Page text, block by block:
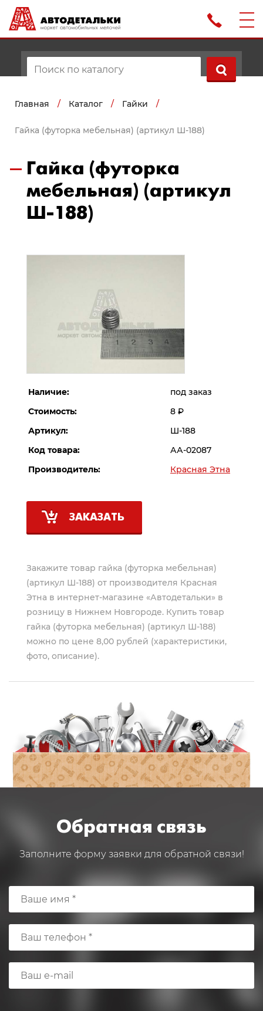
Главная / Каталог / Гайки /
Гайка (футорка мебельная) (артикул Ш-188)
Гайка (футорка
мебельная) (артикул
Ш-188)
Наличие:
под заказ
Стоимость:
8 Р
Артикул:
Ш-188
Код товара:
АА-02087
Производитель:
Красная Этна
ЗАКАЗАТЬ
Закажите товар гайка (футорка мебельная)
(артикул Ш-188) от производителя Красная
Этна в интернет-магазине «Автодетальки» в
розницу в Нижнем Новгороде. Купить товар
гайка (футорка мебельная) (артикул Ш-188)
можно по цене 8,00 рублей (характеристики,
фото, описание).
Обратная связь
Заполните форму заявки для обратной связи!